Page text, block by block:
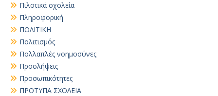
Πιλοτικά σχολεία
Πληροφορική
ΠΟΛΙΤΙΚΗ
Πολιτισμός
Πολλαπλές νοημοσύνες
Προσλήψεις
Προσωπικότητες
ΠΡΟΤΥΠΑ ΣΧΟΛΕΙΑ